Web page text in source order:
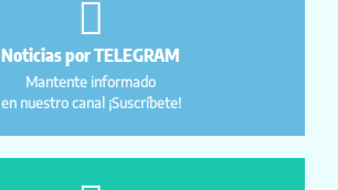
Noticias por TELEGRAM
Mantente informado
en nuestro canal ¡Suscríbete!